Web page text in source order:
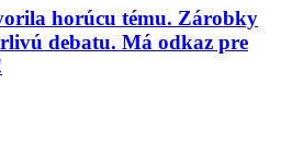
horúcu tému. Zárobky
debatu. Má odkaz pre